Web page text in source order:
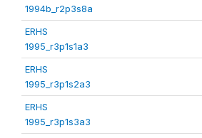
1994b_r2p3s8a
ERHS
1995_r3p1s1a3
ERHS
1995_r3p1s2a3
ERHS
1995_r3p1s3a3